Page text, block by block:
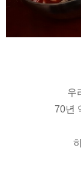
우
70년